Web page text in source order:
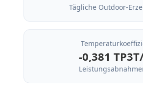
Tägliche Outdoor-
-0,381